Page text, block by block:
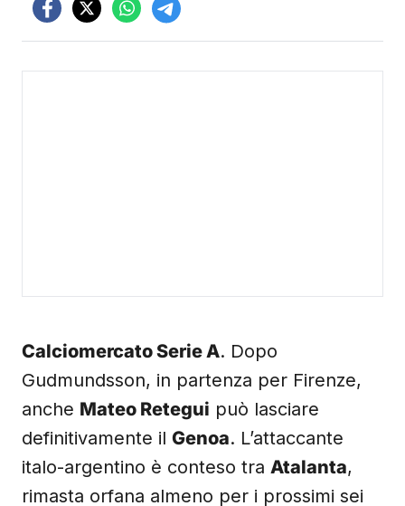
Calciomercato Serie A. Dopo
Gudmundsson, in partenza per Firenze,
anche Mateo Retegui può lasciare
definitivamente il Genoa. L’attaccante
italo-argentino è conteso tra Atalanta,
rimasta orfana almeno per i prossimi sei